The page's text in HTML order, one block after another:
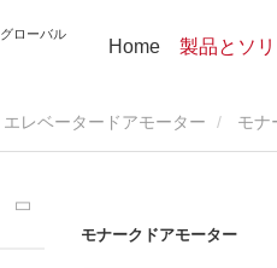
グローバル
Home 製品とソ
エレベータードアモーター モナ
モナークドアモーター